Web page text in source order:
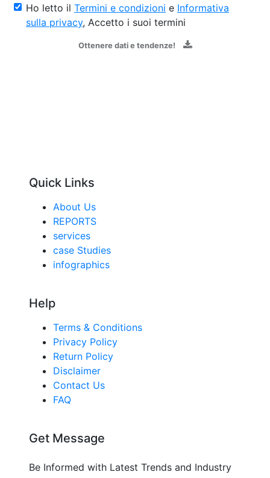
Ho letto il Termini e condizioni e Informativa
sulla privacy, Accetto i suoi termini
Ottenere dati e tendenze!
Quick Links
About Us
REPORTS
services
case Studies
infographics
Help
Terms & Conditions
Privacy Policy
Return Policy
Disclaimer
Contact Us
FAQ
Get Message
Be Informed with Latest Trends and Industry